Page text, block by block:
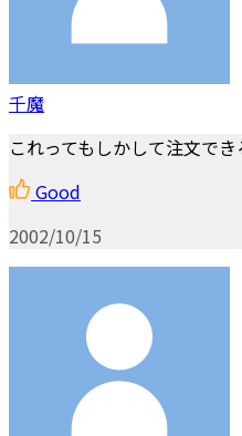
千魔
これってもしかして注文で
Good
2002/10/15